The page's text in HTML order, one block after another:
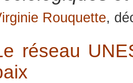
Rouquette,
réseau